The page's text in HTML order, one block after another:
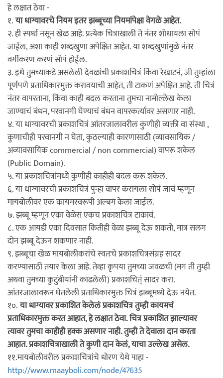
हे लक्षात ठेवा -
१.या धाग्यावरचे नियम इतर झब्बूच्या नियमांपेक्षा वेगळे आहेत.
२. ही स्पर्धा नसून खेळ आहे. प्रत्येक चित्राखाली ते नंतर शोधायला सोपं
जाईल, अशा काही शब्दखुणा अपेक्षित आहेत. या शब्दखुणांमुळे नंतर
वर्गीकरण करणं सोपं होईल.
३. इथे तुमच्याकडे असलेली देवळांची प्रकाशचित्रं किंवा रेखाटनं, जी तुम्हांला
पूर्णपणे प्रताधिकारमुक्त करावयाची आहेत, ती टाकणं अपेक्षित आहे. ती चित्रं
नंतर वापरताना, किंवा काही बदल करताना तुमचा नामोल्लेख केला
जाण्याचं बंधन, परवानगी घेण्याचं बंधन वापरकर्त्यावर असणार नाही.
४. या धाग्यावरची प्रकाशचित्रं आंतरजालावरील कुणीही व्यक्ती वा संस्था ,
कुणाचीही परवानगी न घेता, कुठल्याही कारणासाठी (व्यावसायिक /
अव्यावसायिक commercial / non commercial) वापरू शकेल
(Public Domain).
५. या प्रकाशचित्रांमध्ये कुणीही काहीही बदल करू शकेल.
६. या धाग्यावरची प्रकाशचित्रं पुन्हा वापर करायला सोपं जावं म्हणून
मायबोलीवर एक कायमस्वरूपी अल्बम केला जाईल.
७. झब्बू म्हणून एका वेळेस एकच प्रकाशचित्र टाकावं.
८. एक आयडी एका दिवसात कितीही वेळा झब्बू देऊ शकतो, मात्र सलग
दोन झब्बू देऊन शकणार नाही.
९. झब्बूचा खेळ मायबोलीकरांचे स्वतःचे प्रकाशचित्रसंग्रह सादर
करण्यासाठी तयार केला आहे. तेव्हा कृपया तुमच्या जवळची (मग ती तुम्ही
अथवा तुमच्या कुटुंबीयांनी काढलेली) प्रकाशचित्ं सादर करा.
आंतरजालावरून घेतलेली प्रताधिकारमुक्त चित्रं झब्बूमध्ये देऊ नयेत.
१०.या धाग्यावर प्रकाशित केलेलं प्रकाशचित्र तुम्ही कायमचं
प्रताधिकारमुक्त करत आहात, हे लक्षात ठेवा. चित्र प्रकाशित झाल्यावर
त्यावर तुमचा काहीही हक्क असणार नाही. तुम्ही ते देवाला दान करता
आहात. प्रकाशचित्राखाली ते कुणी दान केलं, याचा उल्लेख असेल.
११.मायबोलीवरील प्रकाशचित्रांचे धोरण येथे पाहा -
http://www.maayboli.com/node/47635